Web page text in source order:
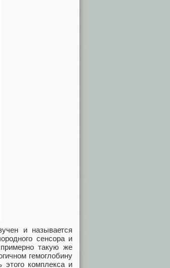
и называется
сенсора и
такую же
гемоглобину
этого комплекса и